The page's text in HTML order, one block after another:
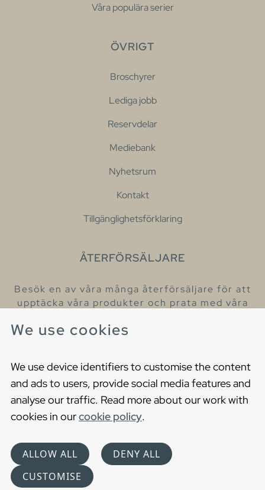
We use cookies
We use device identifiers to customise the content
and ads to users, provide social media features and
analyse our traffic. Read more about our work with
cookies in ourcookie policy.
ALLOW ALL
DENY ALL
CUSTOMISE
Våra populära serier
ÖVRIGT
Broschyrer
Lediga jobb
Reservdelar
Mediebank
Nyhetsrum
Kontakt
Tillgänglighetsförklaring
ÅTERFÖRSÄLJARE
Besök en av våra många återförsäljare för att
upptäcka våra produkter och prata med våra
Cookies
Privacy statement
Choose language